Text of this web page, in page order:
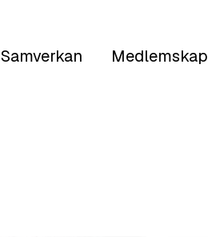
Samverkan Medlemskap